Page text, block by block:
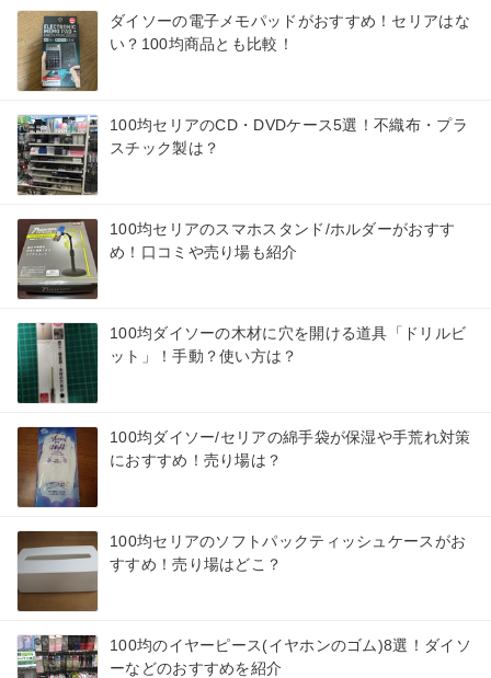
ダイソーの電子メモパッドがおすすめ！セリアはな
い？100均商品とも比較！
100均セリアのCD・DVDケース5選！不織布・プラ
スチック製は？
100均セリアのスマホスタンド/ホルダーがおすす
め！口コミや売り場も紹介
100均ダイソーの木材に穴を開ける道具「ドリルビ
ット」！手動？使い方は？
100均ダイソー/セリアの綿手袋が保湿や手荒れ対策
におすすめ！売り場は？
100均セリアのソフトパックティッシュケースがお
すすめ！売り場はどこ？
100均のイヤーピース(イヤホンのゴム)8選！ダイソ
ーなどのおすすめを紹介